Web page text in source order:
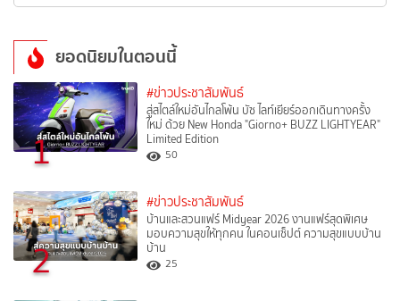
ยอดนิยมในตอนนี้
1
#ข่าวประชาสัมพันธ์
สู่สไตล์ใหม่อันไกลโพ้น บัซ ไลท์เยียร์ออกเดินทางครั้ง
ใหม่ ด้วย New Honda "Giorno+ BUZZ LIGHTYEAR"
Limited Edition
50
2
#ข่าวประชาสัมพันธ์
บ้านและสวนแฟร์ Midyear 2026 งานแฟร์สุดพิเศษ
มอบความสุขให้ทุกคน ในคอนเซ็ปต์ ความสุขแบบบ้าน
บ้าน
25